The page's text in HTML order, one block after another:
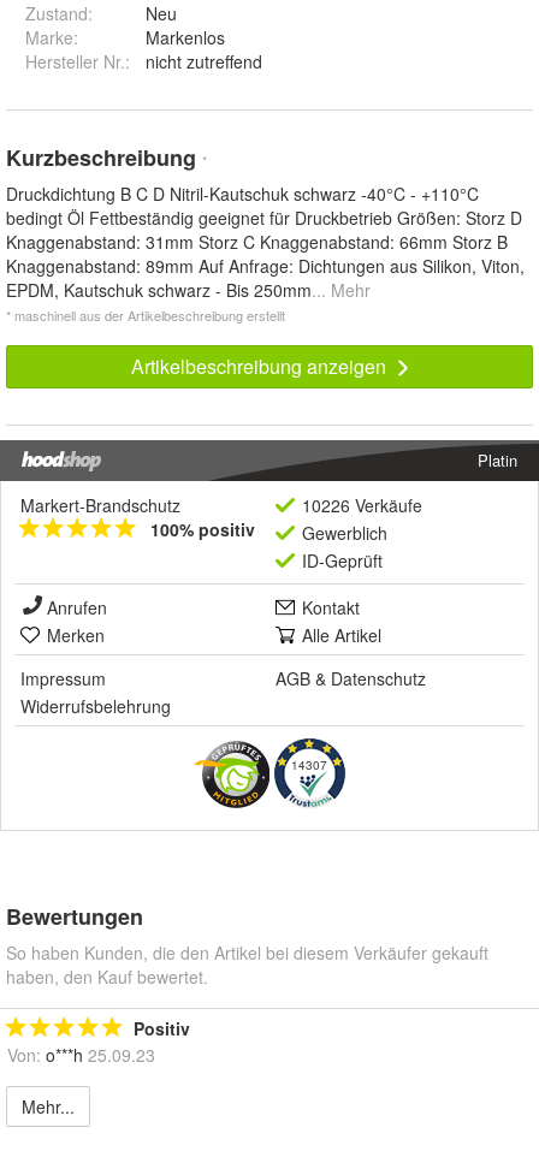
Zustand:
Neu
Marke:
Markenlos
Hersteller Nr.:
nicht zutreffend
Kurzbeschreibung *
Druckdichtung B C D Nitril-Kautschuk schwarz -40°C - +110°C
bedingt Öl Fettbeständig geeignet für Druckbetrieb Größen: Storz D
Knaggenabstand: 31mm Storz C Knaggenabstand: 66mm Storz B
Knaggenabstand: 89mm Auf Anfrage: Dichtungen aus Silikon, Viton,
EPDM, Kautschuk schwarz - Bis 250mm... Mehr
* maschinell aus der Artikelbeschreibung erstellt
Artikelbeschreibung anzeigen
Platin
Markert-Brandschutz
100% positiv
10226 Verkäufe
Gewerblich
ID-Geprüft
Anrufen
Kontakt
Merken
Alle Artikel
Impressum
AGB & Datenschutz
Widerrufsbelehrung
14307
Bewertungen
So haben Kunden, die den Artikel bei diesem Verkäufer gekauft
haben, den Kauf bewertet.
Positiv
Von: o***h 25.09.23
Mehr...